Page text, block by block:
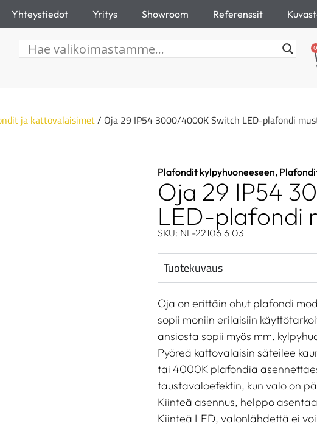
Yhteystiedot Yritys Showroom Referenssit
0
ja kattovalaisimet/ Oja 29 IP54 3000/4000K Switch LED-plafondi
Plafondit kylpyhuoneeseen,
Oja 29 IP54
LED-plafondi
SKU: NL-2210616103
Tuotekuvaus
Oja on erittäin ohut plafondi
sopii moniin erilaisiin
ansiosta sopii myös mm.
Pyöreä kattovalaisin säteilee
tai 4000K plafondia
taustavaloefektin, kun valo on
Kiinteä asennus, helppo
Kiinteä LED, valonlähdettä ei